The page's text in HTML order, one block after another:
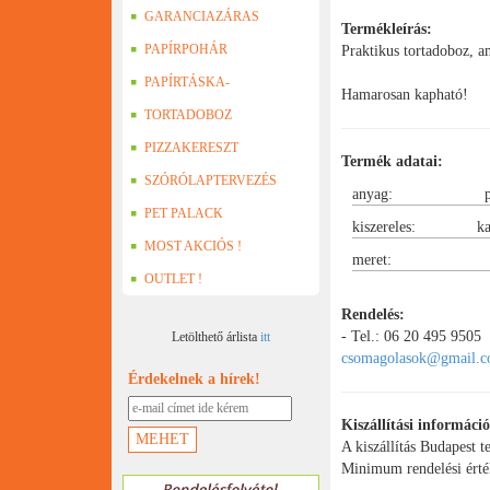
GARANCIAZÁRAS
DOBOZOK
PAPÍRPOHÁR
PAPÍRTÁSKA-
PAPÍRZACSKÓ
TORTADOBOZ
PIZZAKERESZT
SZÓRÓLAPTERVEZÉS
PET PALACK
MOST AKCIÓS !
OUTLET !
Letölthető árlista itt
Érdekelnek a hírek!
Termékleírás:
Praktikus tortadoboz,
Hamarosan kapható!
Termék adatai:
anyag:
kiszereles:
meret:
Rendelés:
- Tel.: 06 20 495 9505
Kiszállítási
A kiszállítás Budapest
Minimum rendelési